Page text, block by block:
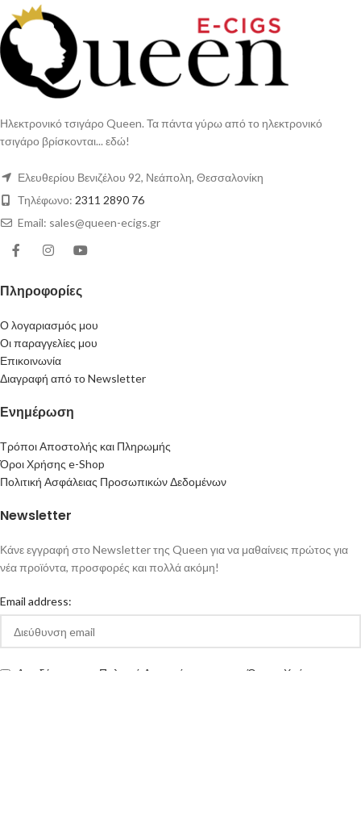
Ηλεκτρονικό τσιγάρο Queen. Τα πάντα γύρω από το ηλεκτρονικό
τσιγάρο βρίσκονται... εδώ!
Ελευθερίου Βενιζέλου 92, Νεάπολη, Θεσσαλονίκη
Τηλέφωνο: 2311 2890 76
Email: sales@queen-ecigs.gr
Πληροφορίες
Ο λογαριασμός μου
Οι παραγγελίες μου
Επικοινωνία
Διαγραφή από το Newsletter
Ενημέρωση
Τρόποι Αποστολής και Πληρωμής
Όροι Χρήσης e-Shop
Πολιτική Ασφάλειας Προσωπικών Δεδομένων
Newsletter
Κάνε εγγραφή στο Newsletter της Queen για να μαθαίνεις πρώτος για
νέα προϊόντα, προσφορές και πολλά ακόμη!
Email address:
Αποδέχομαι την Πολιτική Απορρήτου και τους Όρους Χρήσης της